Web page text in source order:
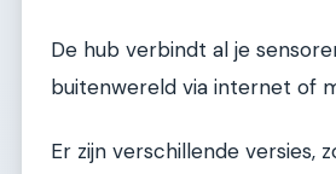
De hub verbindt al je
buitenwereld via internet of
Er zijn verschillende versies,